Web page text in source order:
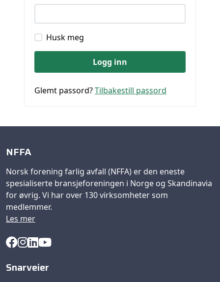
Husk meg
Logg inn
Glemt passord?Tilbakestill passord
NFFA
Norsk forening farlig avfall (NFFA) er den eneste
spesialiserte bransjeforeningen i Norge og Skandinavia
for øvrig. Vi har over 130 virksomheter som
medlemmer.
Les mer
Snarveier